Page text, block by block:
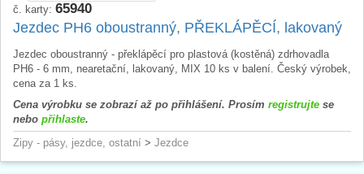
č. karty: 65940
Jezdec PH6 oboustranný, PŘEKLÁPĚCÍ, lakovaný
Jezdec oboustranný - překlápěcí pro plastová (kostěná) zdrhovadla
PH6 - 6 mm, nearetační, lakovaný, MIX 10 ks v balení. Český výrobek,
cena za 1 ks.
Cena výrobku se zobrazí až po přihlášení. Prosím registrujte se
nebo přihlaste.
Zipy - pásy, jezdce, ostatní > Jezdce